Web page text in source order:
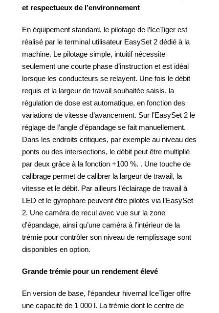
et respectueux de l’environnement
En équipement standard, le pilotage de l’IceTiger est
réalisé par le terminal utilisateur EasySet 2 dédié à la
machine. Le pilotage simple, intuitif nécessite
seulement une courte phase d’instruction et est idéal
lorsque les conducteurs se relayent. Une fois le débit
requis et la largeur de travail souhaitée saisis, la
régulation de dose est automatique, en fonction des
variations de vitesse d’avancement. Sur l’EasySet 2 le
réglage de l’angle d’épandage se fait manuellement.
Dans les endroits critiques, par exemple au niveau des
ponts ou des intersections, le débit peut être multiplié
par deux grâce à la fonction +100 %. . Une touche de
calibrage permet de calibrer la largeur de travail, la
vitesse et le débit. Par ailleurs l’éclairage de travail à
LED et le gyrophare peuvent être pilotés via l’EasySet
2. Une caméra de recul avec vue sur la zone
d’épandage, ainsi qu’une caméra à l’intérieur de la
trémie pour contrôler son niveau de remplissage sont
disponibles en option.
Grande trémie pour un rendement élevé
En version de base, l’épandeur hivernal IceTiger offre
une capacité de 1 000 l. La trémie dont le centre de